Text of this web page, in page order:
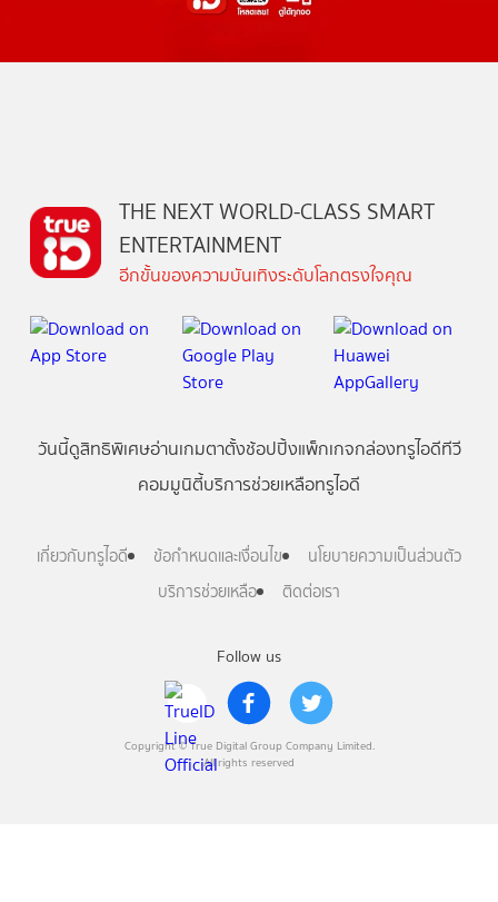
Follow us
Copyright © True Digital Group Company Limited.
All rights reserved
THE NEXT WORLD-CLASS SMART
ENTERTAINMENT
อีกขั้นของความบันเทิงระดับโลกตรงใจคุณ
วันนี้ดูสิทธิพิเศษอ่านเกมตาตั้งช้อปปิ้งแพ็กเกจกล่องทรูไอดีทีวี
คอมมูนิตี้บริการช่วยเหลือทรูไอดี
เกี่ยวกับทรูไอดี ข้อกำหนดและเงื่อนไข
นโยบายความเป็นส่วนตัว
บริการช่วยเหลือ
ติดต่อเรา